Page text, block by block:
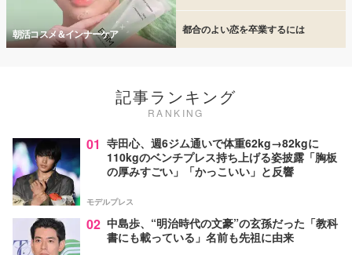
朝活コスメ＆インナーケア 都合のよい恋を卒業するには
記事ランキング
RANKING
01 寺田心、週6ジム通いで体重62kg→82kgに
110kgのベンチプレス持ち上げる姿披露「胸板
の厚みすごい」「かっこいい」と反響
モデルプレス
02 中島歩、“明治時代の文豪”の玄孫だった「教科
書にも載っている」名前も先祖に由来